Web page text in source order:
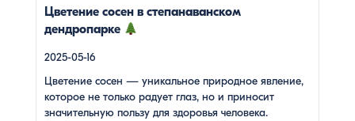
Цветение сосен в степанаванском
дендропарке
2025-05-16
Цветение сосен — уникальное природное явление,
которое не только радует глаз, но и приносит
значительную пользу для здоровья человека.